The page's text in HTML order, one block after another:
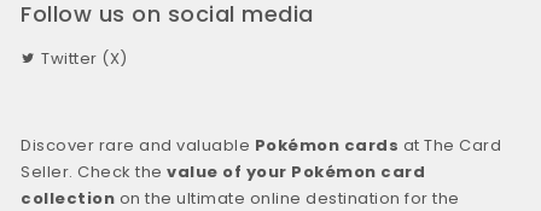
Follow us on social media
Twitter (X)
Discover rare and valuable Pokémon cards at The Card
Seller. Check thevalue of your Pokémon card
collection on the ultimate online destination for the